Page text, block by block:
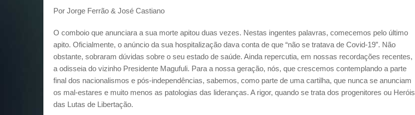
Por Jorge Ferrão & José Castiano
O comboio que anunciara a sua morte apitou duas vezes. Nestas ingentes palavras, comecemos pelo último
apito. Oficialmente, o anúncio da sua hospitalização dava conta de que “não se tratava de Covid-19”. Não
obstante, sobraram dúvidas sobre o seu estado de saúde. Ainda repercutia, em nossas recordações recentes,
a odisseia do vizinho Presidente Magufuli. Para a nossa geração, nós, que crescemos contemplando a parte
final dos nacionalismos e pós-independências, sabemos, como parte de uma cartilha, que nunca se anunciam
os mal-estares e muito menos as patologias das lideranças. A rigor, quando se trata dos progenitores ou Heróis
das Lutas de Libertação.